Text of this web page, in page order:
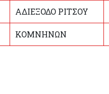
ΑΔΙΕΞΟΔΟ ΡΙΤΣΟΥ
ΚΟΜΝΗΝΩΝ